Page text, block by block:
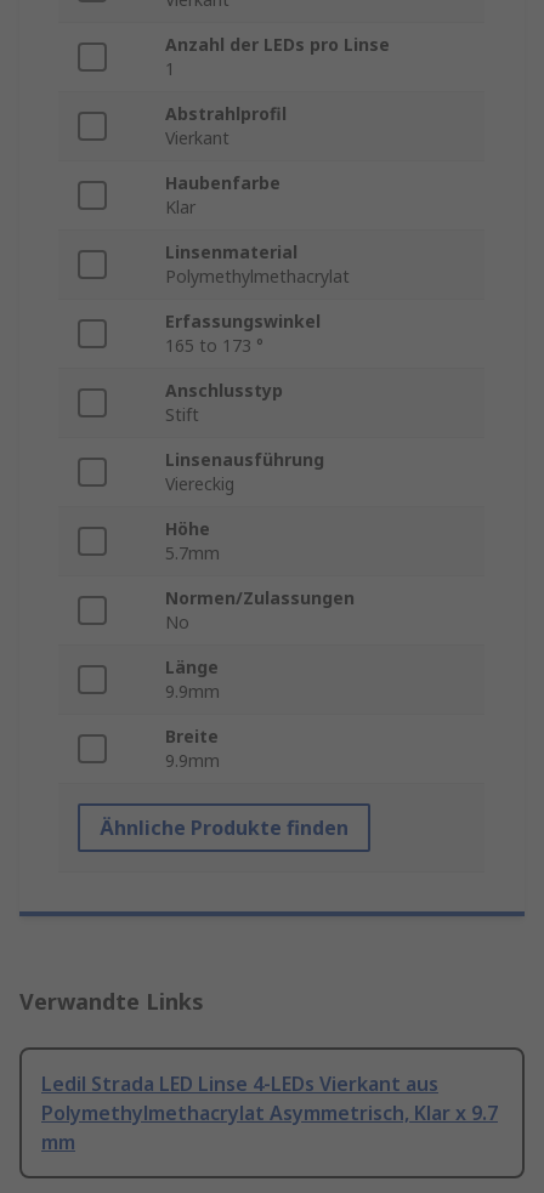
Anzahl der LEDs pro Linse
1
Abstrahlprofil
Vierkant
Haubenfarbe
Klar
Linsenmaterial
Polymethylmethacrylat
Erfassungswinkel
165 to 173 °
Anschlusstyp
Stift
Linsenausführung
Viereckig
Höhe
5.7mm
Normen/Zulassungen
No
Länge
9.9mm
Breite
9.9mm
Ähnliche Produkte finden
Verwandte Links
Ledil Strada LED Linse 4-LEDs Vierkant aus
Polymethylmethacrylat Asymmetrisch, Klar x 9.7
mm